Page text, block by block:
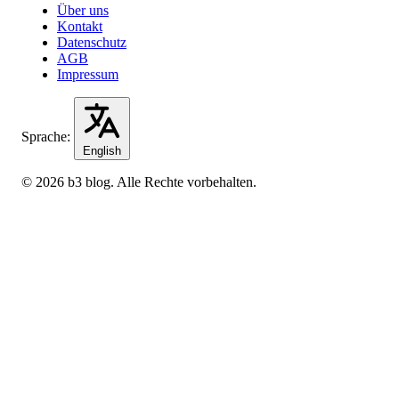
Über uns
Kontakt
Datenschutz
AGB
Impressum
Sprache:
English
© 2026 b3 blog. Alle Rechte vorbehalten.